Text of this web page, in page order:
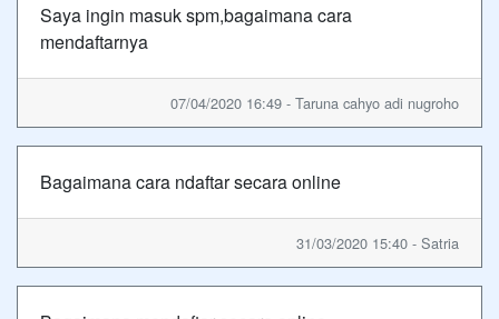
Saya ingin masuk spm,bagaimana cara
mendaftarnya
07/04/2020 16:49 - Taruna cahyo adi nugroho
Bagaimana cara ndaftar secara online
31/03/2020 15:40 - Satria